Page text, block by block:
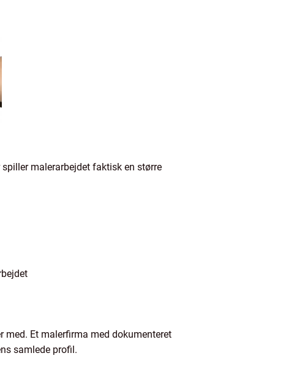
malerarbejdet faktisk en større
med. Et malerfirma med dokumenteret
samlede profil.